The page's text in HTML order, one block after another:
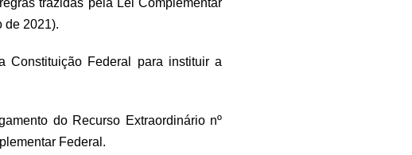
trazidas pela Lei Complementar
de 2021).
Constituição Federal para instituir a
do Recurso Extraordinário nº
Federal.